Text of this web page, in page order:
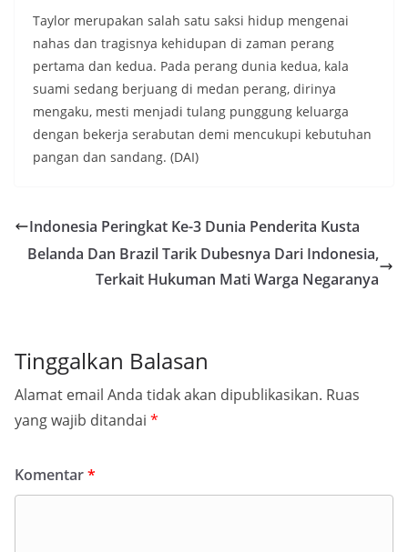
Taylor merupakan salah satu saksi hidup mengenai
nahas dan tragisnya kehidupan di zaman perang
pertama dan kedua. Pada perang dunia kedua, kala
suami sedang berjuang di medan perang, dirinya
mengaku, mesti menjadi tulang punggung keluarga
dengan bekerja serabutan demi mencukupi kebutuhan
pangan dan sandang. (DAI)
Indonesia Peringkat Ke-3 Dunia Penderita Kusta
Belanda Dan Brazil Tarik Dubesnya Dari Indonesia,
Terkait Hukuman Mati Warga Negaranya
Tinggalkan Balasan
Alamat email Anda tidak akan dipublikasikan. Ruas
yang wajib ditandai *
Komentar*